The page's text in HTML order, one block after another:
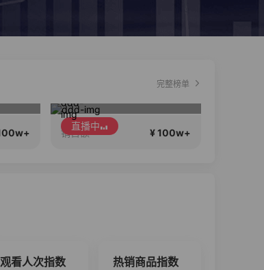
完整榜单
¥ 100w+ 销售额
观看人次指数 热销商品指数